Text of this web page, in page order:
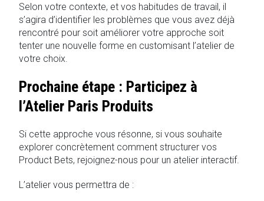
Selon votre contexte, et vos habitudes de travail, il
s’agira d’identifier les problèmes que vous avez déjà
rencontré pour soit améliorer votre approche soit
tenter une nouvelle forme en customisant l’atelier de
votre choix.
Prochaine étape : Participez à
l’Atelier Paris Produits
Si cette approche vous résonne, si vous souhaite
explorer concrètement comment structurer vos
Product Bets, rejoignez-nous pour un atelier interactif.
L’atelier vous permettra de :